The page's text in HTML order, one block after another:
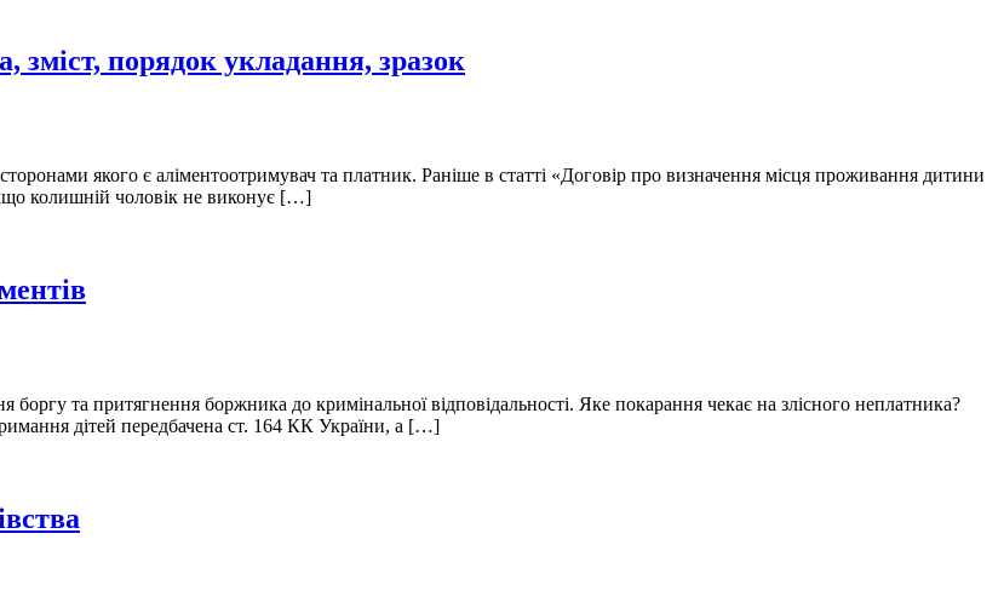
зміст, порядок укладання, зразок
якого є аліментоотримувач та платник. Раніше в статті «Договір про визначення місця проживання дитини
колишній чоловік не виконує […]
та притягнення боржника до кримінальної відповідальності. Яке покарання чекає на злісного неплатника?
дітей передбачена ст. 164 КК України, а […]